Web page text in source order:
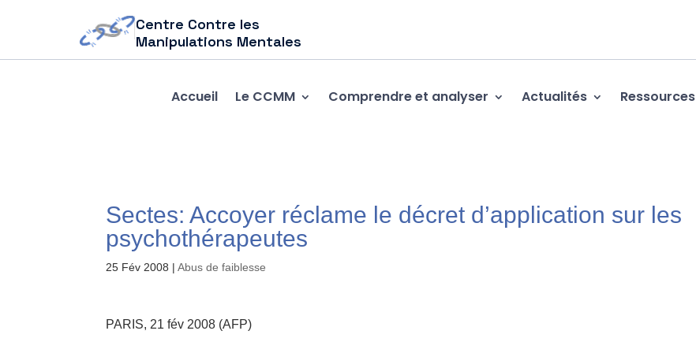
Centre Contre les
Manipulations Mentales
Accueil Le CCMM Comprendre et analyser Actualités Ressources
Sectes: Accoyer réclame le décret d’application sur les
psychothérapeutes
25 Fév 2008 |Abus de faiblesse
PARIS, 21 fév 2008 (AFP)